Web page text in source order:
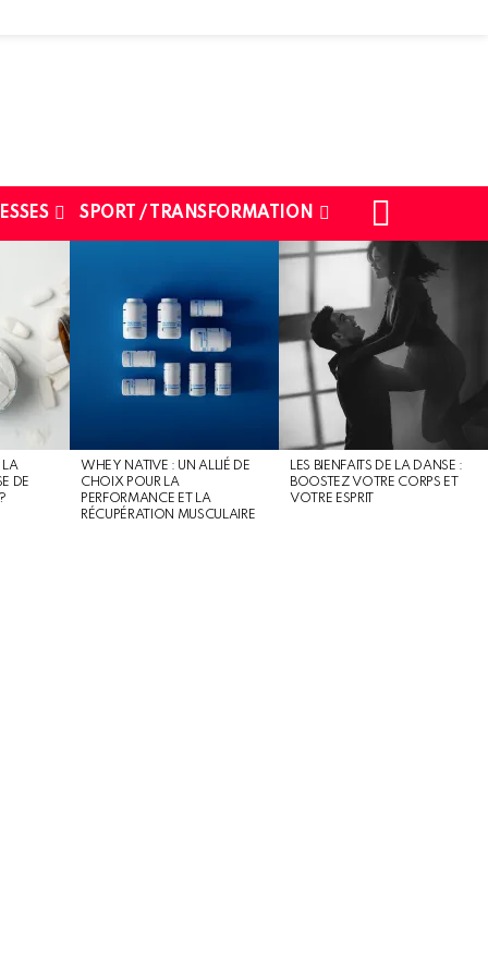
SPORT / TRANSFORMATION
LA
DE
WHEY NATIVE : UN ALLIÉ DE
CHOIX POUR LA
PERFORMANCE ET LA
RÉCUPÉRATION MUSCULAIRE
LES BIENFAITS DE LA DANSE :
BOOSTEZ VOTRE CORPS ET
VOTRE ESPRIT